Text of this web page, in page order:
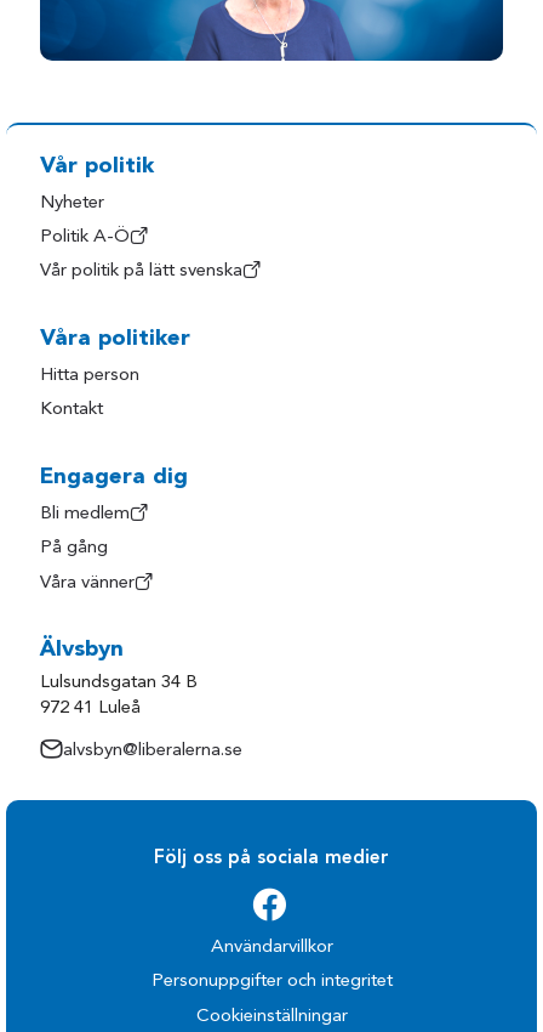
Vår politik
Nyheter
Politik A-Ö
Vår politik på lätt svenska
Våra politiker
Hitta person
Kontakt
Engagera dig
Bli medlem
På gång
Våra vänner
Älvsbyn
Lulsundsgatan 34 B
972 41 Luleå
alvsbyn@liberalerna.se
Följ oss på sociala medier
Användarvillkor
Personuppgifter och integritet
Cookieinställningar